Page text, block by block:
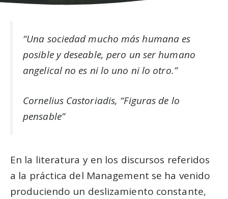
“Una sociedad mucho más humana es
posible y deseable, pero un ser humano
angelical no es ni lo uno ni lo otro.”
Cornelius Castoriadis, “Figuras de lo
pensable”
En la literatura y en los discursos referidos
a la práctica del Management se ha venido
produciendo un deslizamiento constante,